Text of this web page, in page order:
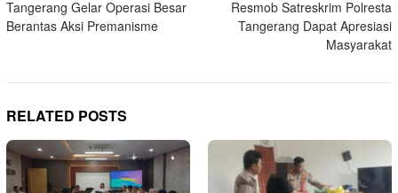
Tangerang Gelar Operasi Besar
Berantas Aksi Premanisme
Resmob Satreskrim Polresta
Tangerang Dapat Apresiasi
Masyarakat
RELATED POSTS